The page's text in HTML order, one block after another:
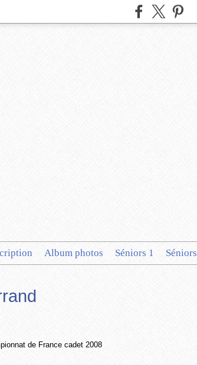
Album photos Séniors 1
de France cadet 2008